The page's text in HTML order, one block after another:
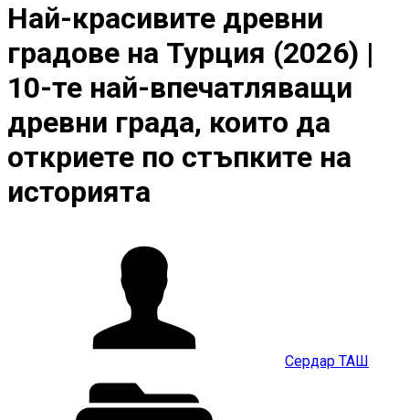
Най-красивите древни
градове на Турция (2026) |
10-те най-впечатляващи
древни града, които да
откриете по стъпките на
историята
Сердар ТАШ